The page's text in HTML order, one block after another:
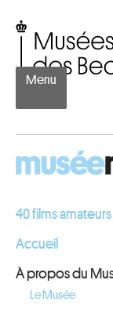
Menu
40 films
Accueil
À propos du
Le Musée